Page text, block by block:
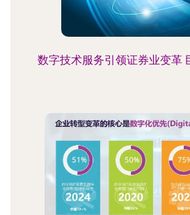
数字技术服务引领证券业变革